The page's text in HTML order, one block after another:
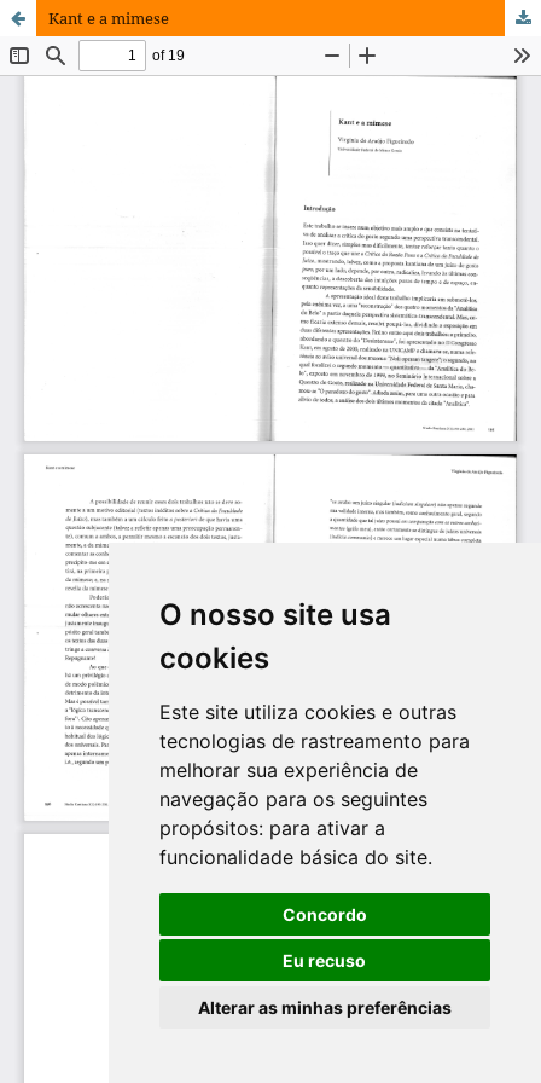
O nosso site usa
cookies
Este site utiliza cookies e outras
tecnologias de rastreamento para
melhorar sua experiência de
navegação para os seguintes
propósitos: para ativar a
funcionalidade básica do site.
Concordo
Eu recuso
Alterar as minhas preferências
Kant e a mimese